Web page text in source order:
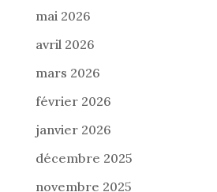
mai 2026
avril 2026
mars 2026
février 2026
janvier 2026
décembre 2025
novembre 2025